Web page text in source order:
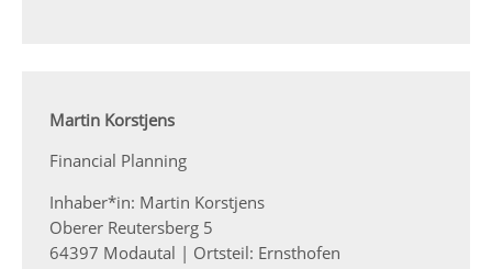
Martin Korstjens
Financial Planning
Inhaber*in: Martin Korstjens
Oberer Reutersberg 5
64397 Modautal | Ortsteil: Ernsthofen